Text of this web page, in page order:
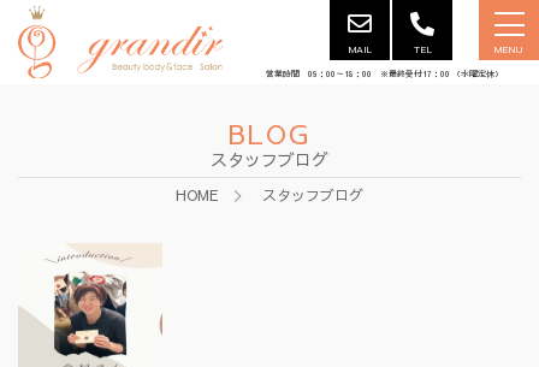
MAIL TEL MENU
営業時間 09：00～18：00 ※最終受付17：00 （水曜定休）
BLOG
スタッフブログ
HOME スタッフブログ